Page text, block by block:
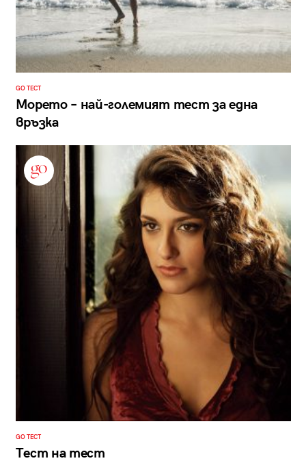
GO ТЕСТ
Морето – най-големият тест за една
връзка
GO ТЕСТ
Тест на тест